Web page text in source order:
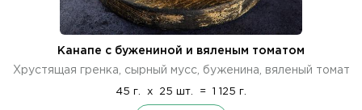
Канапе с бужениной и вяленым томатом
Хрустящая гренка, сырный мусс, буженина, вяленый томат
45 г. x 25 шт. = 1 125 г.